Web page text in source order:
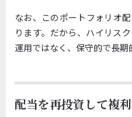
なお、このポートフォリオ
ります。だから、ハイリス
運用ではなく、保守的で長期
配当を再投資して複